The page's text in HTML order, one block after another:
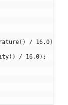
( ) / 16.0)
( ) / 16.0) ;